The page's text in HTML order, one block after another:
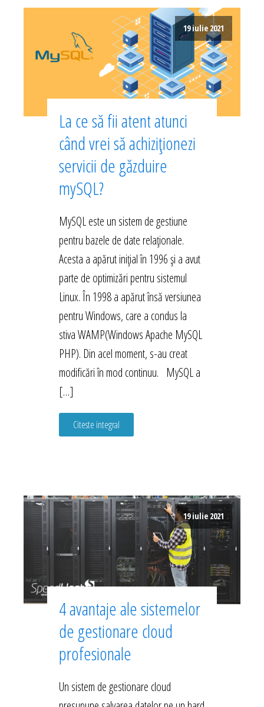
19 iulie 2021
La ce să fii atent atunci
când vrei să achiziționezi
servicii de găzduire
mySQL?
MySQL este un sistem de gestiune
pentru bazele de date relaționale.
Acesta a apărut inițial în 1996 și a avut
parte de optimizări pentru sistemul
Linux. În 1998 a apărut însă versiunea
pentru Windows, care a condus la
stiva WAMP(Windows Apache MySQL
PHP). Din acel moment, s-au creat
modificări în mod continuu. MySQL a
[…]
Citeste integral
19 iulie 2021
4 avantaje ale sistemelor
de gestionare cloud
profesionale
Un sistem de gestionare cloud